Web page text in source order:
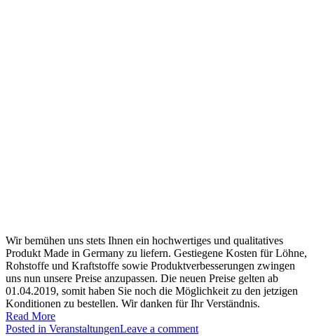
Wir bemühen uns stets Ihnen ein hochwertiges und qualitatives
Produkt Made in Germany zu liefern. Gestiegene Kosten für Löhne,
Rohstoffe und Kraftstoffe sowie Produktverbesserungen zwingen
uns nun unsere Preise anzupassen. Die neuen Preise gelten ab
01.04.2019, somit haben Sie noch die Möglichkeit zu den jetzigen
Konditionen zu bestellen. Wir danken für Ihr Verständnis.
Read More
Posted in VeranstaltungenLeave a comment